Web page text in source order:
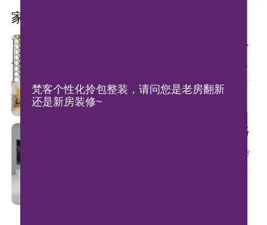
家装知识
北京二手房装修注意要点
北京高昂的房价让许多人望洋兴叹，
房。但跟毛坯房不同，原先业主的装
北京别墅装修设计攻略
别墅不过美在其外，还要秀在其中才
梵客个性化拎包整装，请问您是老房翻新
还是新房装修~